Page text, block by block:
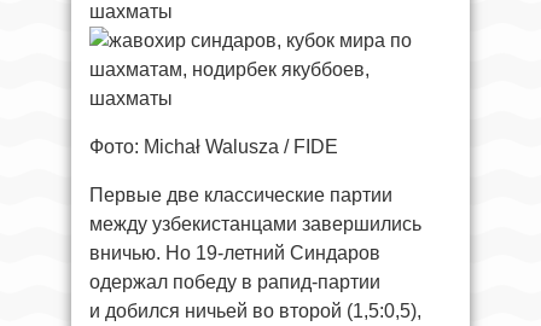
Фото: Michał Walusza / FIDE
Первые две классические партии
между узбекистанцами завершились
вничью. Но 19-летний Синдаров
одержал победу в рапид-партии
и добился ничьей во второй (1,5:0,5),